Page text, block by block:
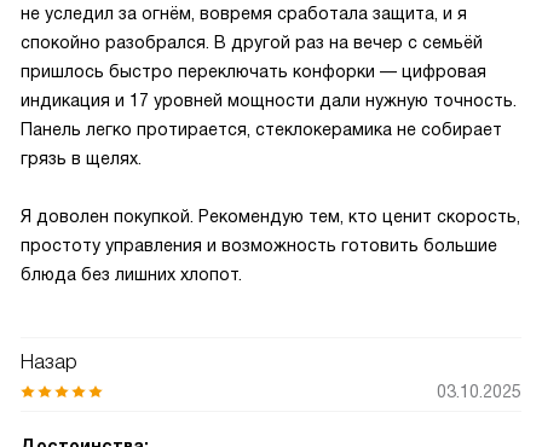
не уследил за огнём, вовремя сработала защита, и я
спокойно разобрался. В другой раз на вечер с семьёй
пришлось быстро переключать конфорки — цифровая
индикация и 17 уровней мощности дали нужную точность.
Панель легко протирается, стеклокерамика не собирает
грязь в щелях.
Я доволен покупкой. Рекомендую тем, кто ценит скорость,
простоту управления и возможность готовить большие
блюда без лишних хлопот.
Назар
03.10.2025